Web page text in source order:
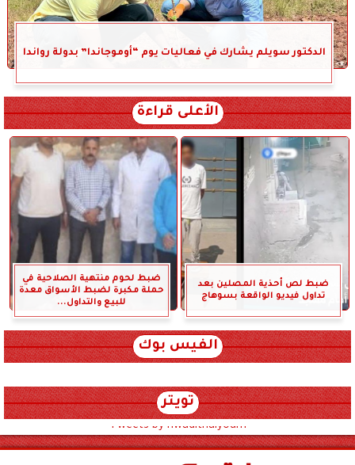
الدكتور سويلم يشارك في فعاليات يوم “أوموجاندا” بدولة رواندا
الأعلى قراءة
ضبط لص أحذية المصلين بعد
تداول فيديو الواقعة بسوهاج
ضبط لحوم منتهية الصلاحية في
حملة مكبرة لضبط الأسواق معدة
للبيع والتداول...
الفيس بوك
تويتر
Tweets by hwadithalyoum